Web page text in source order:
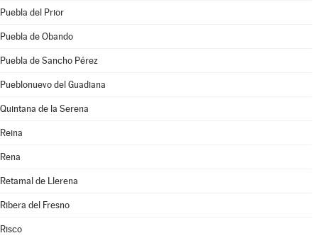
Puebla del Prior
Puebla de Obando
Puebla de Sancho Pérez
Pueblonuevo del Guadiana
Quintana de la Serena
Reina
Rena
Retamal de Llerena
Ribera del Fresno
Risco